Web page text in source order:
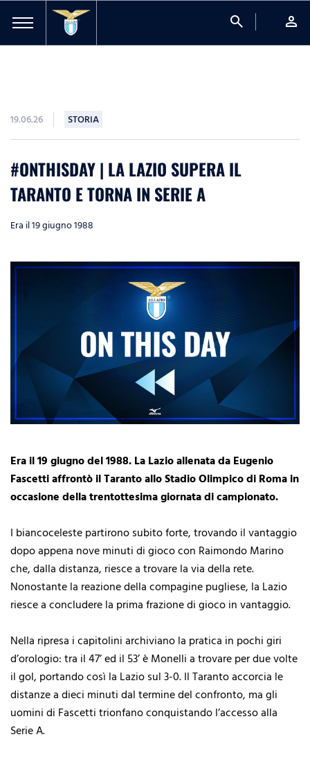
search person
19.06.26 STORIA
#ONTHISDAY | LA LAZIO SUPERA IL
TARANTO E TORNA IN SERIE A
Era il 19 giugno 1988
Era il 19 giugno del 1988. La Lazio allenata da Eugenio
Fascetti affrontò il Taranto allo Stadio Olimpico di Roma in
occasione della trentottesima giornata di campionato.
I biancoceleste partirono subito forte, trovando il vantaggio
dopo appena nove minuti di gioco con Raimondo Marino
che, dalla distanza, riesce a trovare la via della rete.
Nonostante la reazione della compagine pugliese, la Lazio
riesce a concludere la prima frazione di gioco in vantaggio.
Nella ripresa i capitolini archiviano la pratica in pochi giri
d’orologio: tra il 47’ ed il 53’ è Monelli a trovare per due volte
il gol, portando così la Lazio sul 3-0. Il Taranto accorcia le
distanze a dieci minuti dal termine del confronto, ma gli
uomini di Fascetti trionfano conquistando l’accesso alla
Serie A.